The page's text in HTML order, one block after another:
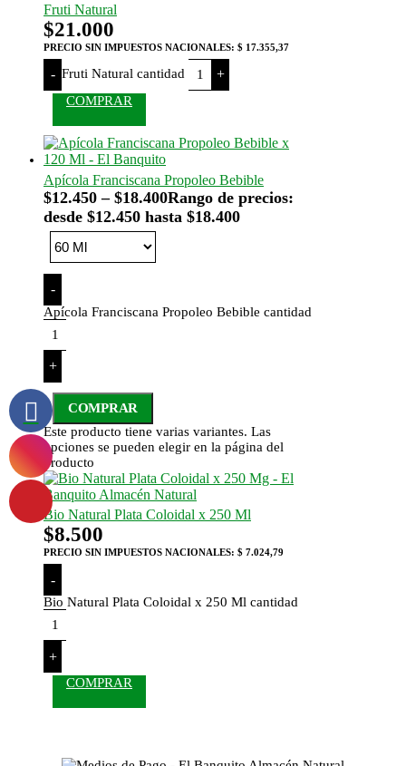
Fruti Natural
$21.000
PRECIO SIN IMPUESTOS NACIONALES: $ 17.355,37
- Fruti Natural cantidad +
COMPRAR
Apícola Franciscana Propoleo Bebible
$12.450 – $18.400Rango de precios:
desde $12.450 hasta $18.400
-
Apícola Franciscana Propoleo Bebible cantidad
+
COMPRAR
Este producto tiene varias variantes. Las
opciones se pueden elegir en la página del
producto
Bio Natural Plata Coloidal x 250 Ml
$8.500
PRECIO SIN IMPUESTOS NACIONALES: $ 7.024,79
-
Bio Natural Plata Coloidal x 250 Ml cantidad
+
COMPRAR